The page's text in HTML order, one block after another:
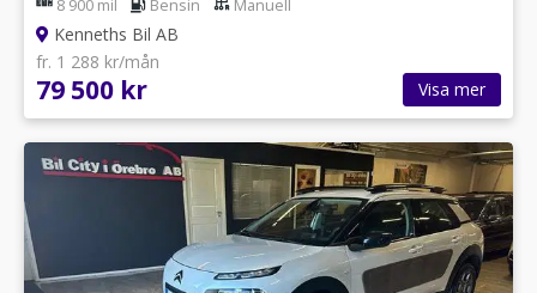
8 900 mil Bensin Manuell
Kenneths Bil AB
fr. 1 288 kr/mån
79 500 kr Visa mer